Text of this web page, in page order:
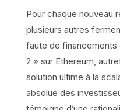
Pour chaque nouveau
plusieurs autres
faute de financements
2 » sur Ethereum,
solution ultime à la
absolue des